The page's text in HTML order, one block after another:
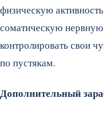
физическую
соматическую
контролировать свои
по пустякам.
Дополнительный